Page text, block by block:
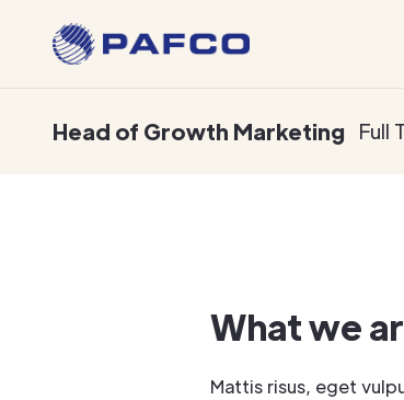
Head of Growth Marketing Full
What we
Mattis risus, eget